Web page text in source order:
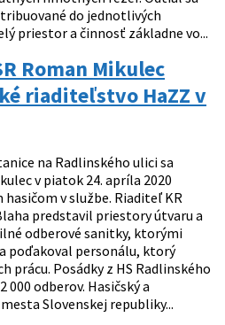
do jednotlivých
priestor a činnosť základne vo...
Roman Mikulec
riaditeľstvo HaZZ v
na Radlinského ulici sa
v piatok 24. apríla 2020
v službe. Riaditeľ KR
predstavil priestory útvaru a
odberové sanitky, ktorými
poďakoval personálu, ktorý
prácu. Posádky z HS Radlinského
000 odberov. Hasičský a
Slovenskej republiky...